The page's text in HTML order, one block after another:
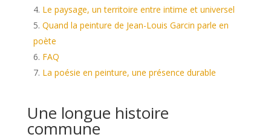
Le paysage, un territoire entre intime et universel
Quand la peinture de Jean-Louis Garcin parle en
poète
FAQ
La poésie en peinture, une présence durable
Une longue histoire
commune